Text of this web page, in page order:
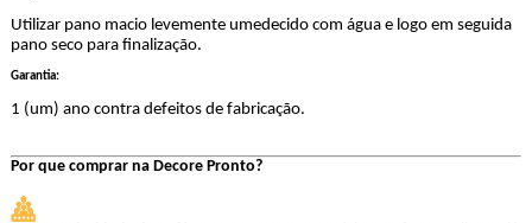
Utilizar pano macio levemente umedecido com água e logo em seguida
pano seco para finalização.
Garantia:
1 (um) ano contra defeitos de fabricação.
Por que comprar na Decore Pronto?